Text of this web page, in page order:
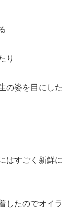
り
の姿を目にした
はすごく新鮮に
したのでオイラ